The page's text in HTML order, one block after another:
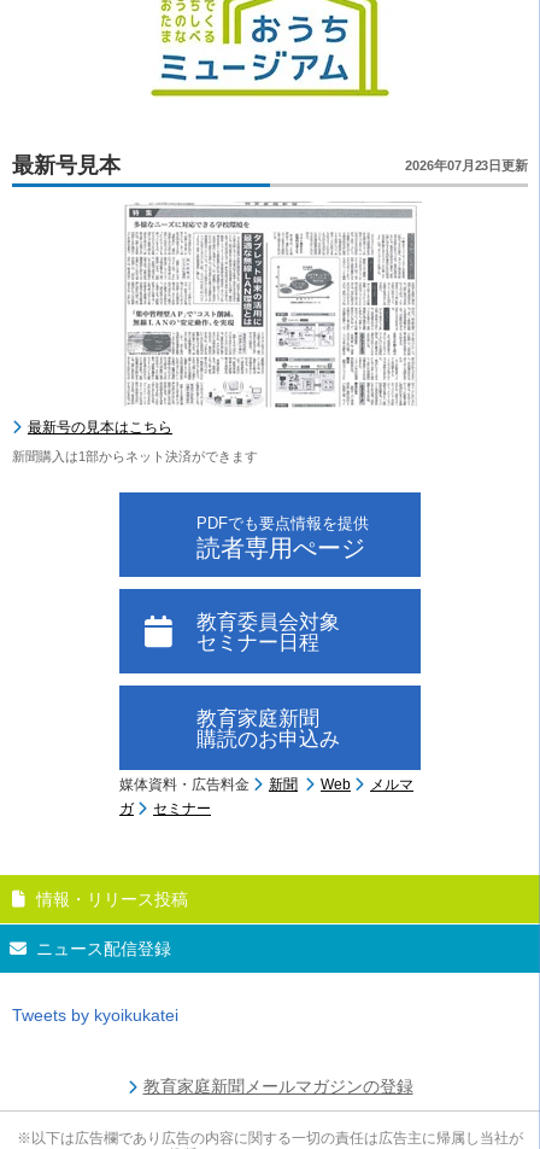
最新号見本 2026年07月23日更新
最新号の見本はこちら
新聞購入は1部からネット決済ができます
PDFでも要点情報を提供
読者専用ぺージ
教育委員会対象
セミナー日程
教育家庭新聞
購読のお申込み
媒体資料・広告料金 新聞 Web
メルマ
ガ
セミナー
情報・リリース投稿
ニュース配信登録
Tweets by kyoikukatei
教育家庭新聞メールマガジンの登録
※以下は広告欄であり広告の内容に関する一切の責任は広告主に帰属し当社が